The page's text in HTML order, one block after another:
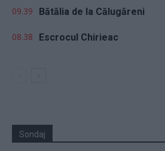
09.39 Bătălia de la Călugăreni
08.38 Escrocul Chirieac
Sondaj